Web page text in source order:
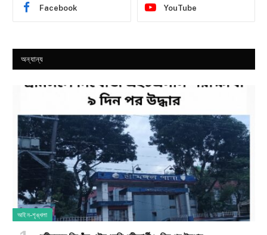
Facebook YouTube
অন্যান্য
আইন-শৃঙ্খলা